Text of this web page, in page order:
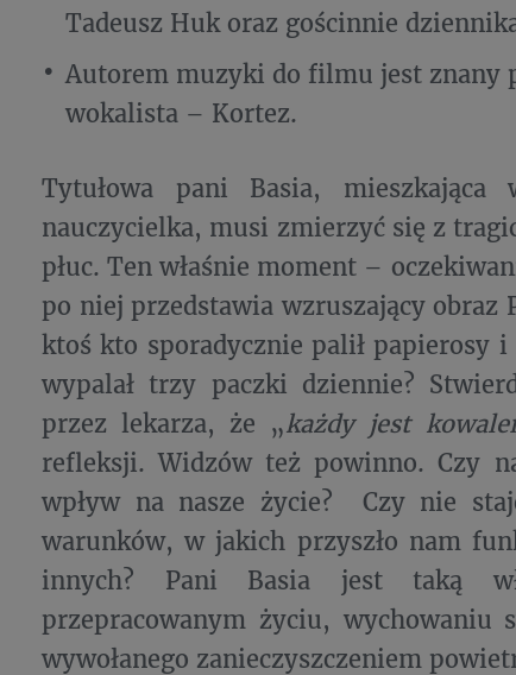
Tadeusz Huk oraz gościnnie
Autorem muzyki do filmu jest znany
wokalista – Kortez.
Tytułowa pani Basia,
nauczycielka, musi zmierzyć się z
płuc. Ten właśnie moment –
po niej przedstawia wzruszający obraz
ktoś kto sporadycznie palił papierosy
wypalał trzy paczki dziennie?
przez lekarza, że „każdy jest
refleksji. Widzów też powinno. Czy
wpływ na nasze życie? Czy nie
warunków, w jakich przyszło nam
innych? Pani Basia jest taką
przepracowanym życiu, wychowaniu
wywołanego zanieczyszczeniem